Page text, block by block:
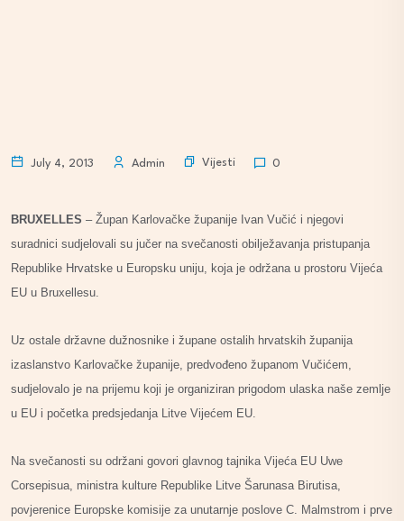
July 4, 2013 Admin Vijesti 0
BRUXELLES – Župan Karlovačke županije Ivan Vučić i njegovi
suradnici sudjelovali su jučer na svečanosti obilježavanja pristupanja
Republike Hrvatske u Europsku uniju, koja je održana u prostoru Vijeća
EU u Bruxellesu.
Uz ostale državne dužnosnike i župane ostalih hrvatskih županija
izaslanstvo Karlovačke županije, predvođeno županom Vučićem,
sudjelovalo je na prijemu koji je organiziran prigodom ulaska naše zemlje
u EU i početka predsjedanja Litve Vijećem EU.
Na svečanosti su održani govori glavnog tajnika Vijeća EU Uwe
Corsepisua, ministra kulture Republike Litve Šarunasa Birutisa,
povjerenice Europske komisije za unutarnje poslove C. Malmstrom i prve